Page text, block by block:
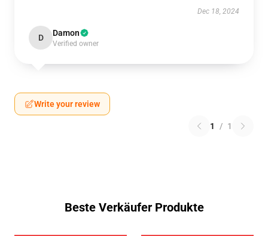
Dec 18, 2024
D Damon
Verified owner
Write your review
1 / 1
Beste Verkäufer Produkte